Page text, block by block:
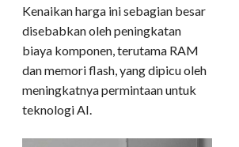
Kenaikan harga ini sebagian besar
disebabkan oleh peningkatan
biaya komponen, terutama RAM
dan memori flash, yang dipicu oleh
meningkatnya permintaan untuk
teknologi AI.